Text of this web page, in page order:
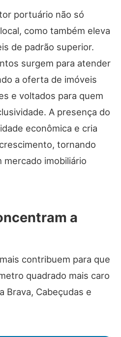
portuário não só
como também eleva
de padrão superior.
surgem para atender
a oferta de imóveis
e voltados para quem
A presença do
econômica e cria
tornando
mercado imobiliário
a
contribuem para que
quadrado mais caro
Brava, Cabeçudas e